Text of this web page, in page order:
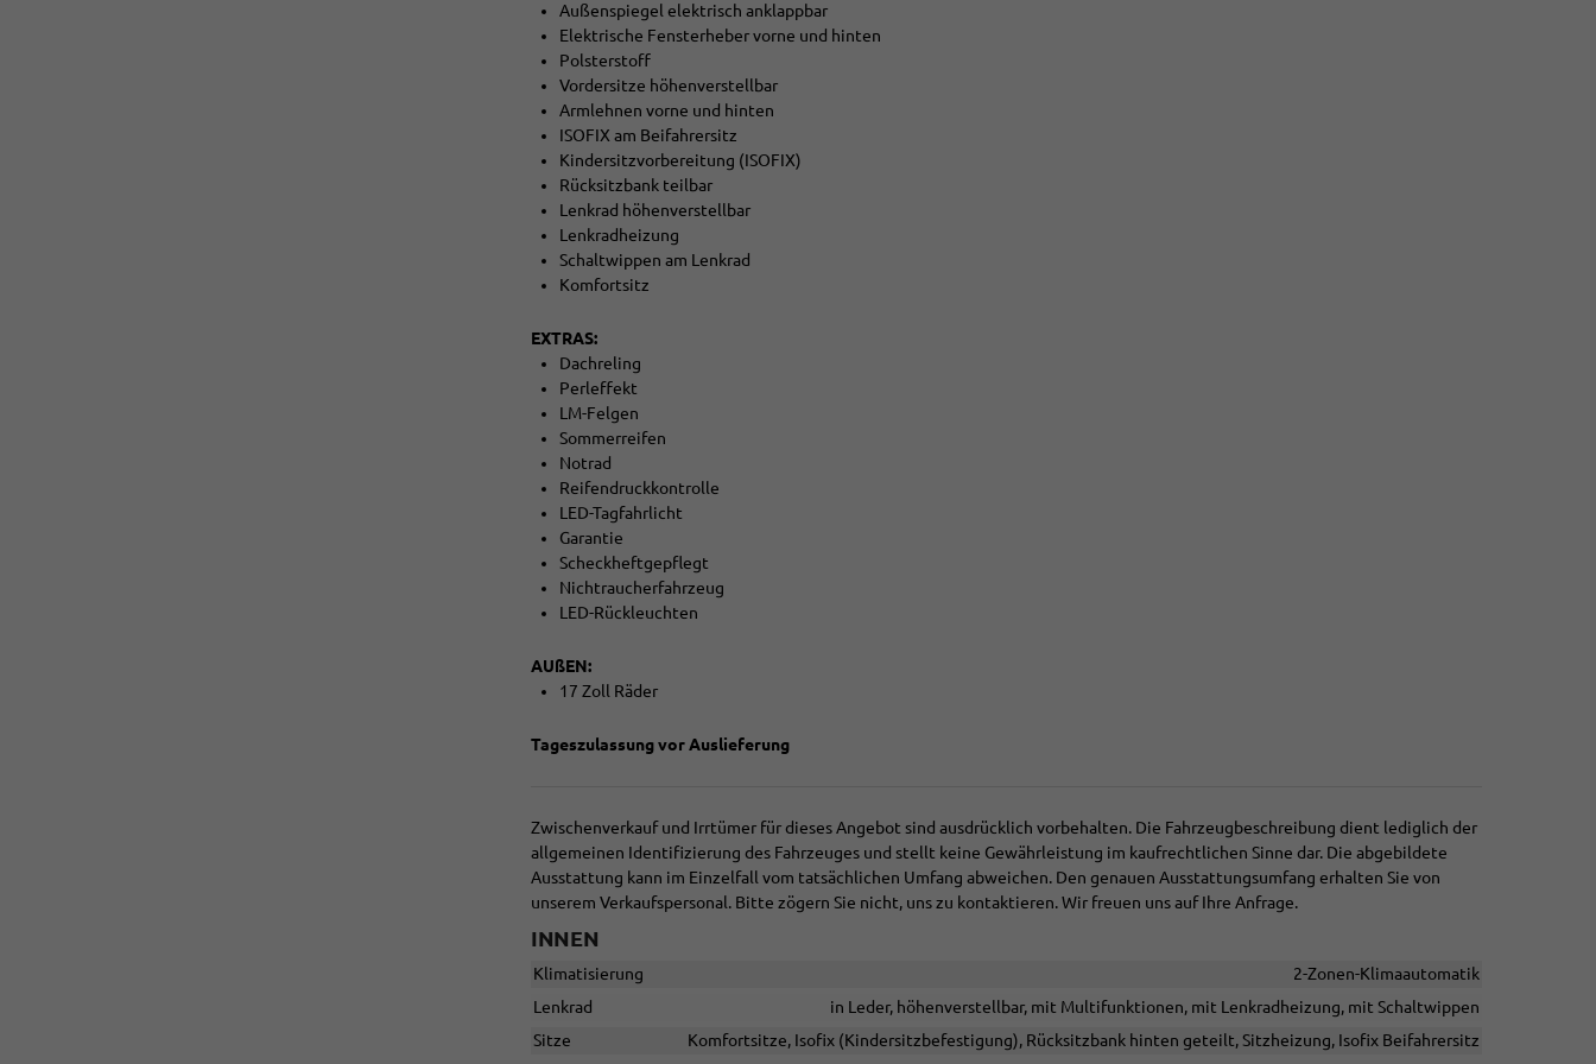
Außenspiegel elektrisch anklappbar
Elektrische Fensterheber vorne und hinten
Polsterstoff
Vordersitze höhenverstellbar
Armlehnen vorne und hinten
ISOFIX am Beifahrersitz
Kindersitzvorbereitung (ISOFIX)
Rücksitzbank teilbar
Lenkrad höhenverstellbar
Lenkradheizung
Schaltwippen am Lenkrad
Komfortsitz
EXTRAS:
Dachreling
Perleffekt
LM-Felgen
Sommerreifen
Notrad
Reifendruckkontrolle
LED-Tagfahrlicht
Garantie
Scheckheftgepflegt
Nichtraucherfahrzeug
LED-Rückleuchten
AUßEN:
17 Zoll Räder
Tageszulassung vor Auslieferung
Zwischenverkauf und Irrtümer für dieses Angebot sind ausdrücklich vorbehalten. Die Fahrzeugbeschreibung dient lediglich der
allgemeinen Identifizierung des Fahrzeuges und stellt keine Gewährleistung im kaufrechtlichen Sinne dar. Die abgebildete
Ausstattung kann im Einzelfall vom tatsächlichen Umfang abweichen. Den genauen Ausstattungsumfang erhalten Sie von
unserem Verkaufspersonal. Bitte zögern Sie nicht, uns zu kontaktieren. Wir freuen uns auf Ihre Anfrage.
INNEN
Klimatisierung
2-Zonen-Klimaautomatik
Lenkrad
in Leder, höhenverstellbar, mit Multifunktionen, mit Lenkradheizung, mit Schaltwippen
Sitze
Komfortsitze, Isofix (Kindersitzbefestigung), Rücksitzbank hinten geteilt, Sitzheizung, Isofix Beifahrersitz